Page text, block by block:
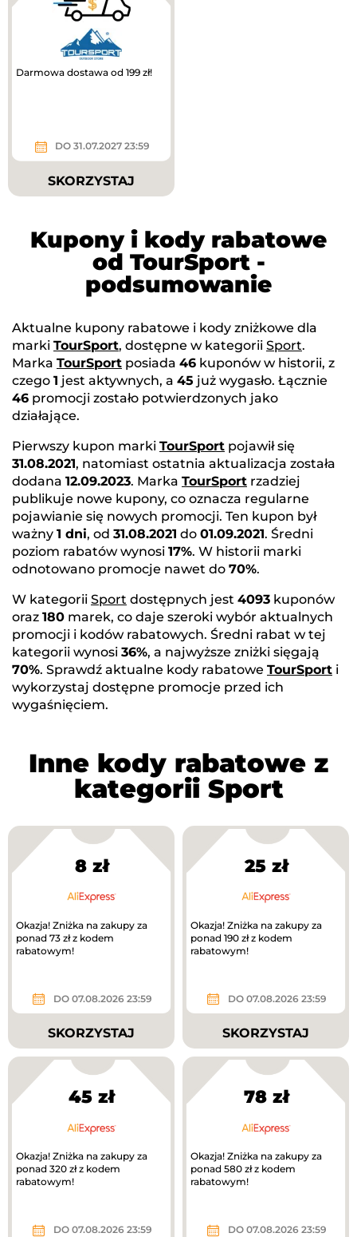
Darmowa dostawa od 199 zł!
DO 31.07.2027 23:59
SKORZYSTAJ
Kupony i kody rabatowe
od TourSport -
podsumowanie
Aktualne kupony rabatowe i kody zniżkowe dla
marki TourSport, dostępne w kategorii Sport.
Marka TourSport posiada 46 kuponów w historii, z
czego 1 jest aktywnych, a 45 już wygasło. Łącznie
46 promocji zostało potwierdzonych jako
działające.
Pierwszy kupon marki TourSport pojawił się
31.08.2021, natomiast ostatnia aktualizacja została
dodana 12.09.2023. Marka TourSport rzadziej
publikuje nowe kupony, co oznacza regularne
pojawianie się nowych promocji. Ten kupon był
ważny 1 dni, od 31.08.2021 do 01.09.2021. Średni
poziom rabatów wynosi 17%. W historii marki
odnotowano promocje nawet do 70%.
W kategorii Sport dostępnych jest 4093 kuponów
oraz 180 marek, co daje szeroki wybór aktualnych
promocji i kodów rabatowych. Średni rabat w tej
kategorii wynosi 36%, a najwyższe zniżki sięgają
70%. Sprawdź aktualne kody rabatowe TourSport i
wykorzystaj dostępne promocje przed ich
wygaśnięciem.
Inne kody rabatowe z
kategorii Sport
8 zł
Okazja! Zniżka na zakupy za
ponad 73 zł z kodem
rabatowym!
DO 07.08.2026 23:59
SKORZYSTAJ
25 zł
Okazja! Zniżka na zakupy za
ponad 190 zł z kodem
rabatowym!
DO 07.08.2026 23:59
SKORZYSTAJ
45 zł
Okazja! Zniżka na zakupy za
ponad 320 zł z kodem
rabatowym!
DO 07.08.2026 23:59
78 zł
Okazja! Zniżka na zakupy za
ponad 580 zł z kodem
rabatowym!
DO 07.08.2026 23:59